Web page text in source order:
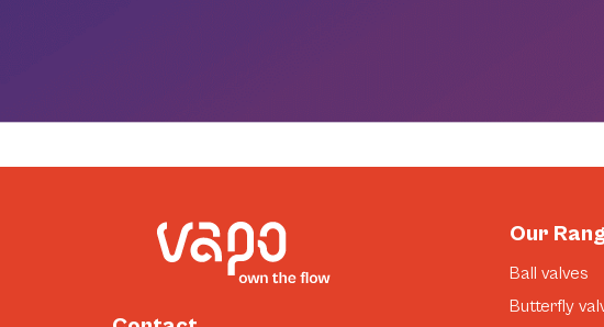
Our
Ball valves
Butterfly